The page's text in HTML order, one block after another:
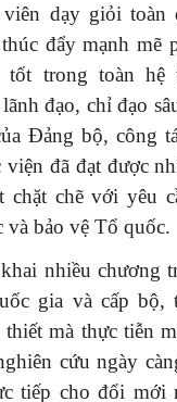
dạy giỏi toàn
đẩy mạnh mẽ
trong toàn hệ
đạo, chỉ đạo
Đảng bộ, công
đã đạt được
chặt chẽ với yêu
và bảo vệ Tổ quốc.
nhiều chương
gia và cấp bộ,
thiết mà thực tiễn
cứu ngày
tiếp cho đổi mới